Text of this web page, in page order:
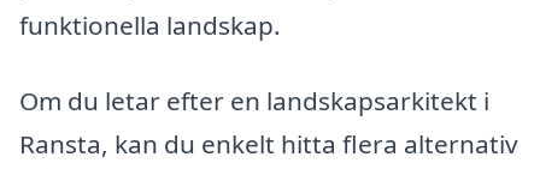
funktionella landskap.
Om du letar efter en landskapsarkitekt i
Ransta, kan du enkelt hitta flera alternativ